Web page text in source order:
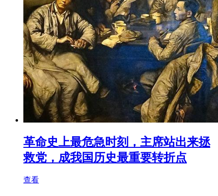
革命史上最危急时刻，主席站出来拯
救党，成我国历史最重要转折点
查看